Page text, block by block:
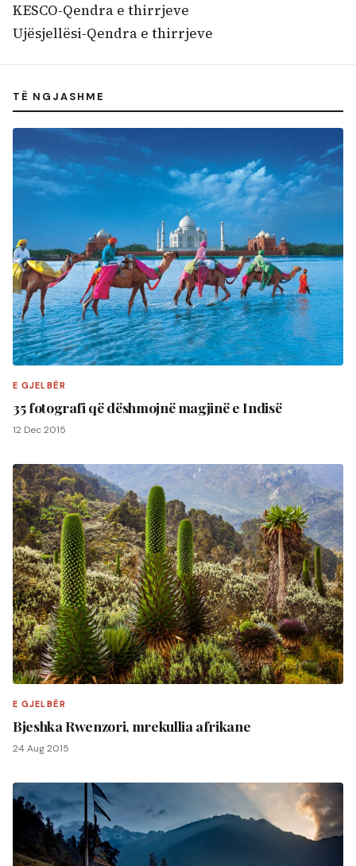
KESCO-Qendra e thirrjeve
Ujësjellësi-Qendra e thirrjeve
TË NGJASHME
E GJELBËR
35 fotografi që dëshmojnë magjinë e Indisë
12 Dec 2015
E GJELBËR
Bjeshka Rwenzori, mrekullia afrikane
24 Aug 2015